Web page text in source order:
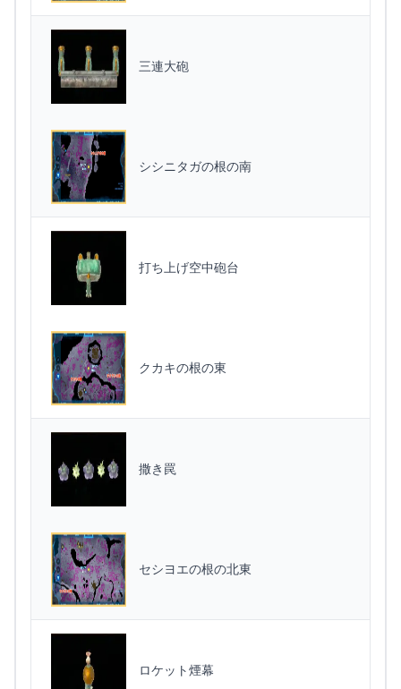
三連大砲
シシニタガの根の南
打ち上げ空中砲台
クカキの根の東
撒き罠
セシヨエの根の北東
ロケット煙幕